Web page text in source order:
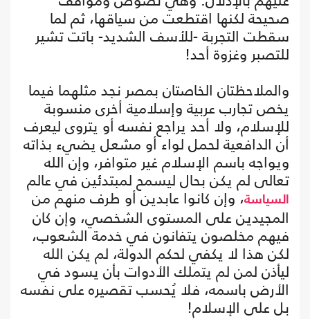
صحيحة لكنها اقتطعت من سياقها، ثم لما
سقطت التجربة -للأسف الشديد- باتت تشير
للتصبر وغزوة أحد!
والملاحظتان الخاصتان بمصر نجد مثلهما فيما
يخص تجارب عربية وإسلامية أخرى منسوبة
للإسلام، ولا أحد يراجع نفسه أو يتروى ليعرف
أن الدافعية لحمل لواء أو مشعل يضيء بذاته
ويواجه باسم الإسلام غير متوافر، وإن الله
تعالى لم يكن بحال ليسمح لمبتدئين في عالم
السياسة، وإن كانوا عابدين أو طرف منهم من
المجيدين على المستوى الشخصي، وإن كان
فيهم مخلصون يتفانون في خدمة الشعوب،
لكن هذا لا يكفي لحكم الدولة، لم يكن الله
ليأذن لمن لم يتملك الأدوات بأن يسود في
الأرض باسمه، فلا يُحسب تقصيره على نفسه
بل على الإسلام!